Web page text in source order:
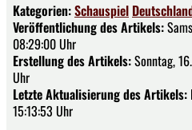
Kategorien:Schauspiel
Veröffentlichung des Artikels:
08:29:00 Uhr
Erstellung des Artikels:Sonntag,
Uhr
Letzte Aktualisierung des Artikels:
15:13:53 Uhr